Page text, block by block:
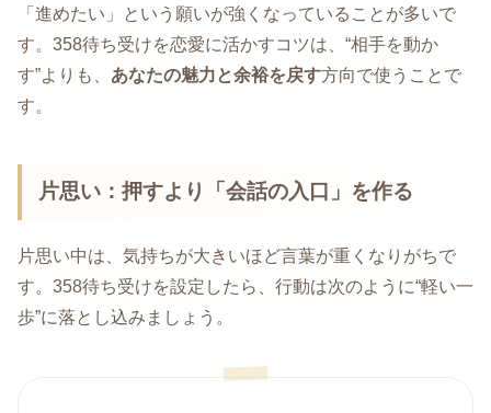
「進めたい」という願いが強くなっていることが多いで
す。358待ち受けを恋愛に活かすコツは、“相手を動か
す”よりも、 あなたの魅力と余裕を戻す方向で使うことで
す。
片思い：押すより「会話の入口」を作る
片思い中は、気持ちが大きいほど言葉が重くなりがちで
す。358待ち受けを設定したら、行動は次のように“軽い一
歩”に落とし込みましょう。